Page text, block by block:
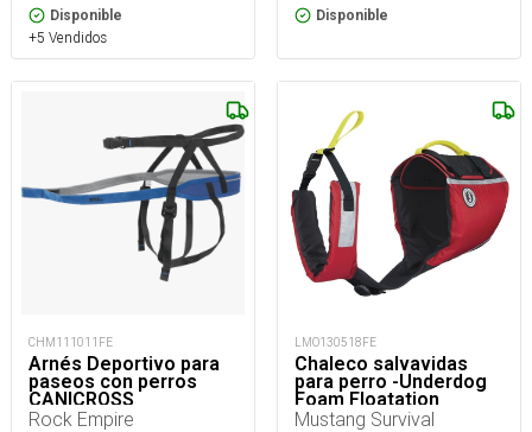
Disponible
+5 Vendidos
Disponible
CHM111011FE
Arnés Deportivo para
paseos con perros
CANICROSS
Rock Empire
LMO130518FE
Chaleco salvavidas
para perro -Underdog
Foam Floatation
Mustang Survival